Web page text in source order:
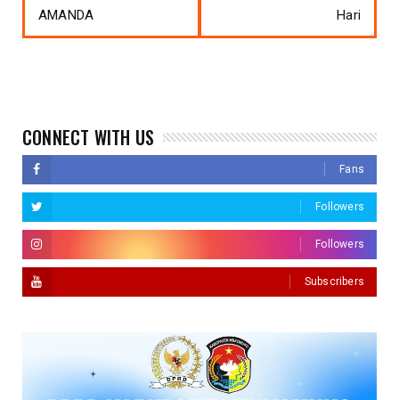
AMANDA
Hari
CONNECT WITH US
Fans
Followers
Followers
Subscribers